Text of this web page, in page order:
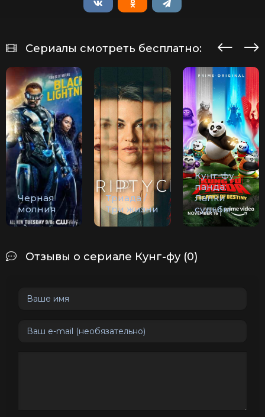
Сериалы смотреть бесплатно:
Черная
молния
Триада /
Три жизни
Кунг-фу
панда:
Лапки
судьбы
Отзывы о сериале Кунг-фу (0)